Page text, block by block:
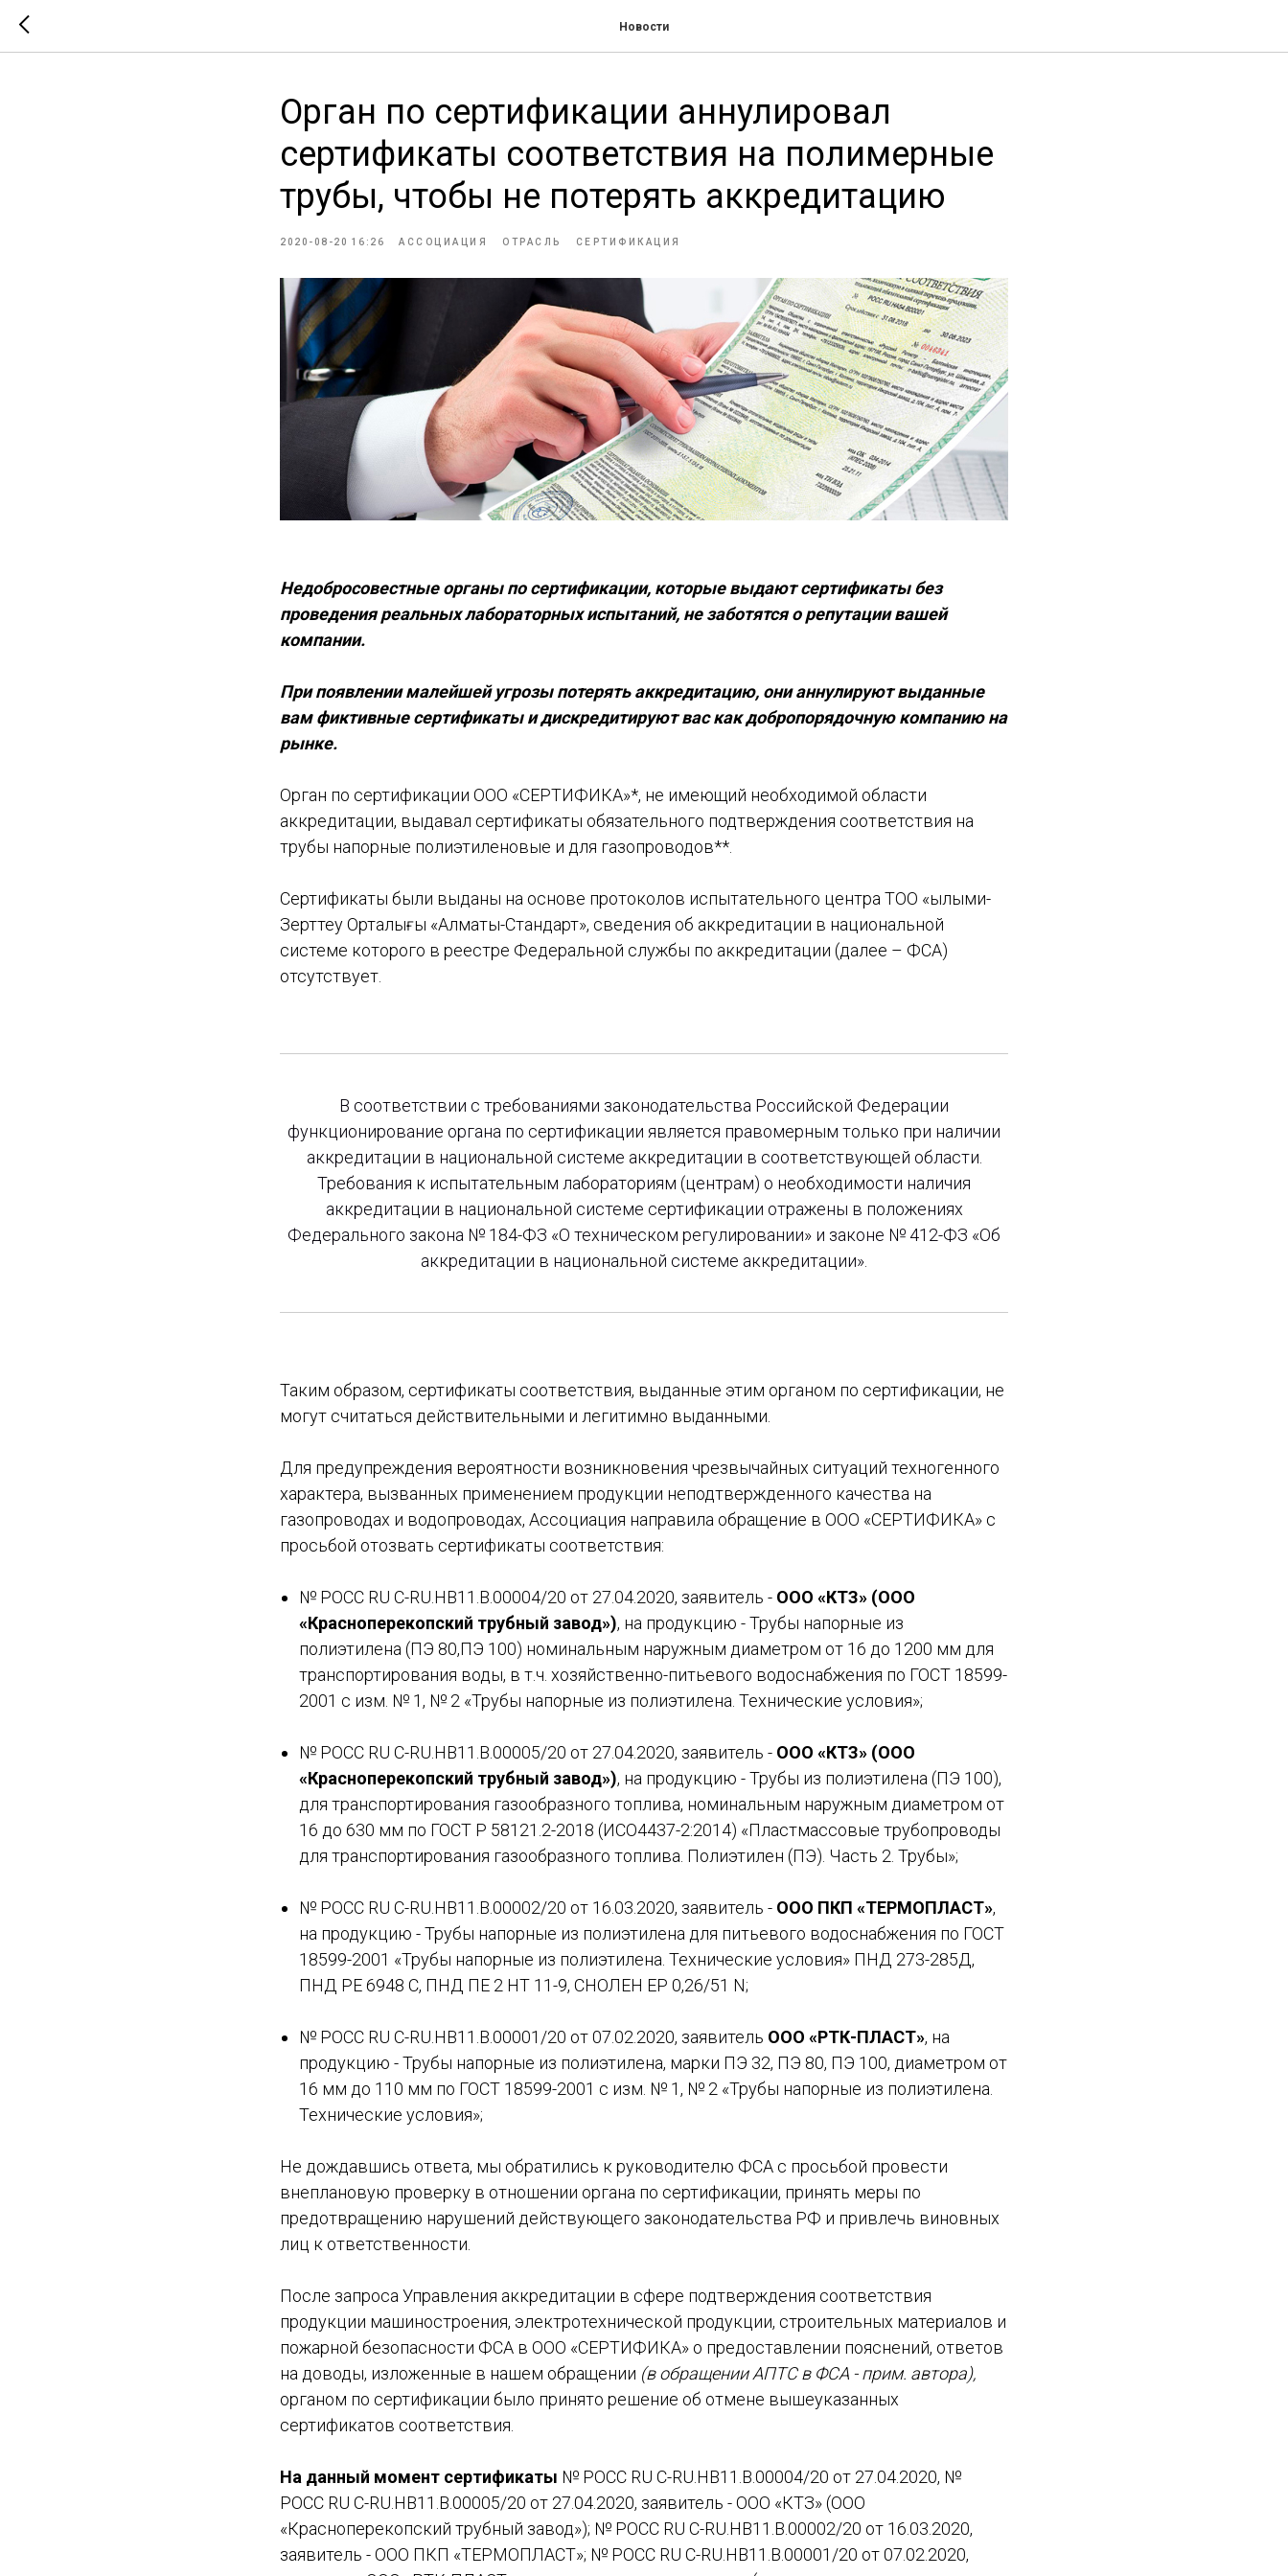
Новости
Орган по сертификации аннулировал
сертификаты соответствия на полимерные
трубы, чтобы не потерять аккредитацию
2020-08-20 16:26 АССОЦИАЦИЯ ОТРАСЛЬ СЕРТИФИКАЦИЯ
Недобросовестные органы по сертификации, которые выдают сертификаты без
проведения реальных лабораторных испытаний, не заботятся о репутации вашей
компании.
При появлении малейшей угрозы потерять аккредитацию, они аннулируют выданные
вам фиктивные сертификаты и дискредитируют вас как добропорядочную компанию на
рынке.
Орган по сертификации ООО «СЕРТИФИКА»*, не имеющий необходимой области
аккредитации, выдавал сертификаты обязательного подтверждения соответствия на
трубы напорные полиэтиленовые и для газопроводов**.
Сертификаты были выданы на основе протоколов испытательного центра ТОО «Ғылыми-
Зерттеу Орталығы «Алматы-Стандарт», сведения об аккредитации в национальной
системе которого в реестре Федеральной службы по аккредитации (далее – ФСА)
отсутствует.
В соответствии с требованиями законодательства Российской Федерации
функционирование органа по сертификации является правомерным только при наличии
аккредитации в национальной системе аккредитации в соответствующей области.
Требования к испытательным лабораториям (центрам) о необходимости наличия
аккредитации в национальной системе сертификации отражены в положениях
Федерального закона № 184-ФЗ «О техническом регулировании» и законе № 412-ФЗ «Об
аккредитации в национальной системе аккредитации».
Таким образом, сертификаты соответствия, выданные этим органом по сертификации, не
могут считаться действительными и легитимно выданными.
Для предупреждения вероятности возникновения чрезвычайных ситуаций техногенного
характера, вызванных применением продукции неподтвержденного качества на
газопроводах и водопроводах, Ассоциация направила обращение в ООО «СЕРТИФИКА» с
просьбой отозвать сертификаты соответствия:
№ РОСС RU С-RU.НВ11.В.00004/20 от 27.04.2020, заявитель - ООО «КТЗ» (ООО
«Красноперекопский трубный завод»), на продукцию - Трубы напорные из
полиэтилена (ПЭ 80,ПЭ 100) номинальным наружным диаметром от 16 до 1200 мм для
транспортирования воды, в т.ч. хозяйственно-питьевого водоснабжения по ГОСТ 18599-
2001 с изм. № 1, № 2 «Трубы напорные из полиэтилена. Технические условия»;
№ РОСС RU С-RU.НВ11.В.00005/20 от 27.04.2020, заявитель - ООО «КТЗ» (ООО
«Красноперекопский трубный завод»), на продукцию - Трубы из полиэтилена (ПЭ 100),
для транспортирования газообразного топлива, номинальным наружным диаметром от
16 до 630 мм по ГОСТ Р 58121.2-2018 (ИСО4437-2:2014) «Пластмассовые трубопроводы
для транспортирования газообразного топлива. Полиэтилен (ПЭ). Часть 2. Трубы»;
№ РОСС RU С-RU.НВ11.В.00002/20 от 16.03.2020, заявитель - ООО ПКП «ТЕРМОПЛАСТ»,
на продукцию - Трубы напорные из полиэтилена для питьевого водоснабжения по ГОСТ
18599-2001 «Трубы напорные из полиэтилена. Технические условия» ПНД 273-285Д,
ПНД РЕ 6948 С, ПНД ПЕ 2 НТ 11-9, СНОЛЕН ЕР 0,26/51 N;
№ РОСС RU С-RU.НВ11.В.00001/20 от 07.02.2020, заявитель ООО «РТК-ПЛАСТ», на
продукцию - Трубы напорные из полиэтилена, марки ПЭ 32, ПЭ 80, ПЭ 100, диаметром от
16 мм до 110 мм по ГОСТ 18599-2001 с изм. № 1, № 2 «Трубы напорные из полиэтилена.
Технические условия»;
Не дождавшись ответа, мы обратились к руководителю ФСА с просьбой провести
внеплановую проверку в отношении органа по сертификации, принять меры по
предотвращению нарушений действующего законодательства РФ и привлечь виновных
лиц к ответственности.
После запроса Управления аккредитации в сфере подтверждения соответствия
продукции машиностроения, электротехнической продукции, строительных материалов и
пожарной безопасности ФСА в ООО «СЕРТИФИКА» о предоставлении пояснений, ответов
на доводы, изложенные в нашем обращении (в обращении АПТС в ФСА - прим. автора),
органом по сертификации было принято решение об отмене вышеуказанных
сертификатов соответствия.
На данный момент сертификаты № РОСС RU С-RU.НВ11.В.00004/20 от 27.04.2020, №
РОСС RU С-RU.НВ11.В.00005/20 от 27.04.2020, заявитель - ООО «КТЗ» (ООО
«Красноперекопский трубный завод»); № РОСС RU С-RU.НВ11.В.00002/20 от 16.03.2020,
заявитель - ООО ПКП «ТЕРМОПЛАСТ»; № РОСС RU С-RU.НВ11.В.00001/20 от 07.02.2020,